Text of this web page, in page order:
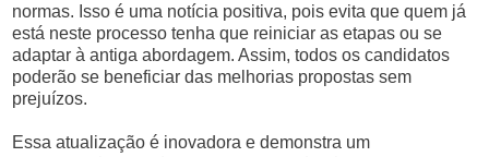
normas. Isso é uma notícia positiva, pois evita que quem já
está neste processo tenha que reiniciar as etapas ou se
adaptar à antiga abordagem. Assim, todos os candidatos
poderão se beneficiar das melhorias propostas sem
prejuízos.
Essa atualização é inovadora e demonstra um